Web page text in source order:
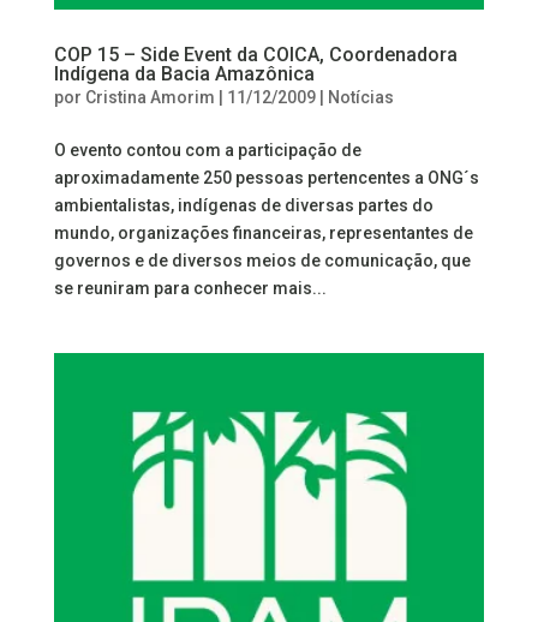
COP 15 – Side Event da COICA, Coordenadora
Indígena da Bacia Amazônica
por Cristina Amorim 11/12/2009| Notícias
O evento contou com a participação de
aproximadamente 250 pessoas pertencentes a ONG´s
ambientalistas, indígenas de diversas partes do
mundo, organizações financeiras, representantes de
governos e de diversos meios de comunicação, que
se reuniram para conhecer mais...